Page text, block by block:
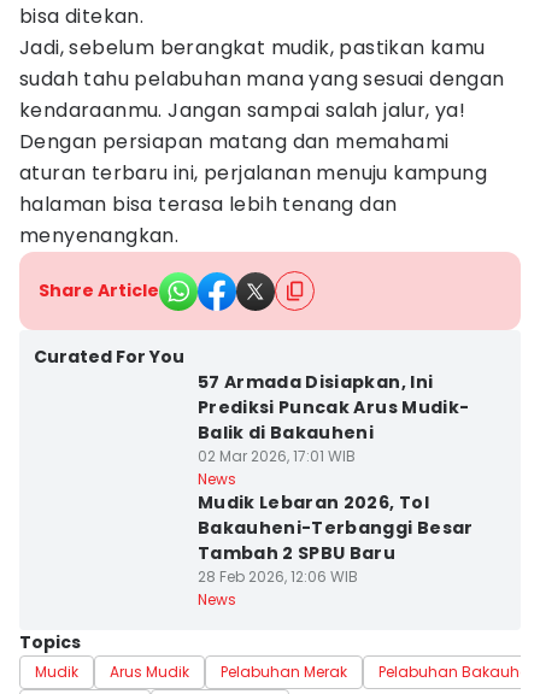
bisa ditekan.
Jadi, sebelum berangkat mudik, pastikan kamu
sudah tahu pelabuhan mana yang sesuai dengan
kendaraanmu. Jangan sampai salah jalur, ya!
Dengan persiapan matang dan memahami
aturan terbaru ini, perjalanan menuju kampung
halaman bisa terasa lebih tenang dan
menyenangkan.
Share Article
Curated For You
57 Armada Disiapkan, Ini
Prediksi Puncak Arus Mudik-
Balik di Bakauheni
02 Mar 2026, 17:01 WIB
News
Mudik Lebaran 2026, Tol
Bakauheni-Terbanggi Besar
Tambah 2 SPBU Baru
28 Feb 2026, 12:06 WIB
News
Topics
Mudik Arus Mudik Pelabuhan Merak
Pelabuhan Bakauheni